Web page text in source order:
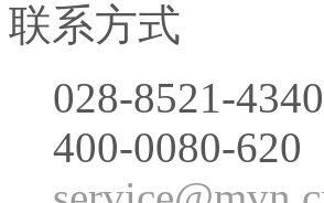
联系方式
028-8521-4340
400-0080-620